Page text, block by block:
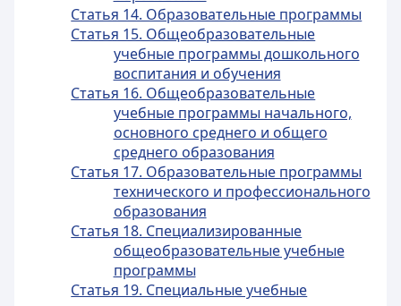
Статья 14. Образовательные программы
Статья 15. Общеобразовательные
учебные программы дошкольного
воспитания и обучения
Статья 16. Общеобразовательные
учебные программы начального,
основного среднего и общего
среднего образования
Статья 17. Образовательные программы
технического и профессионального
образования
Статья 18. Специализированные
общеобразовательные учебные
программы
Статья 19. Специальные учебные